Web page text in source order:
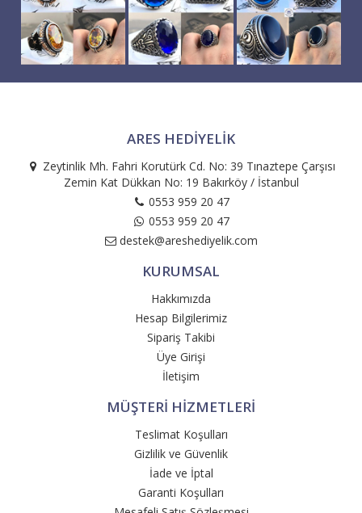
ARES HEDIYELIK
Zeytinlik Mh. Fahri Korutürk Cd. No: 39 Tınaztepe Çarşısı
Zemin Kat Dükkan No: 19 Bakırköy / İstanbul
0553 959 20 47
0553 959 20 47
destek@areshediyelik.com
KURUMSAL
Hakkımızda
Hesap Bilgilerimiz
Sipariş Takibi
Üye Girişi
İletişim
MÜŞTERİ HİZMETLERİ
Teslimat Koşulları
Gizlilik ve Güvenlik
İade ve İptal
Garanti Koşulları